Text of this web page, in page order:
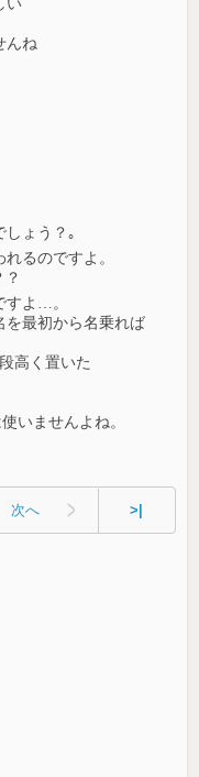
い
んね
しょう？｡
るのですよ。
すよ…。
を最初から名乗れば
高く置いた
いませんよね。
次へ >|